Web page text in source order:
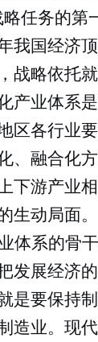
任务的第
我国经济
战略依托
产业体系
区各行业
、融合化
下游产业
生动局面。
体系的骨
发展经济
是要保持制
造业。现